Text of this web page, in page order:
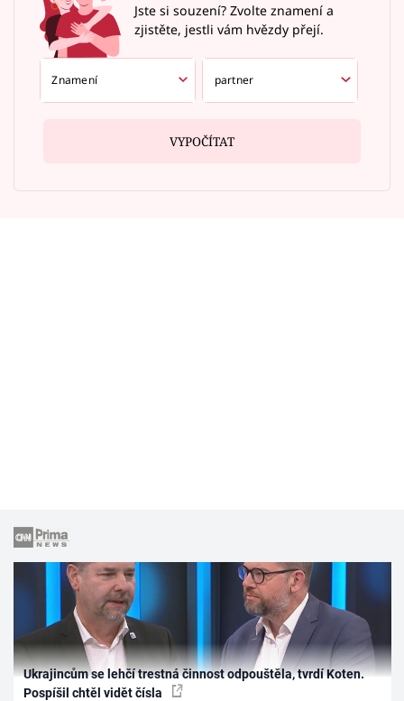
Jste si souzení? Zvolte znamení a
zjistěte, jestli vám hvězdy přejí.
VYPOČÍTAT
Ukrajincům se lehčí trestná činnost odpouštěla, tvrdí Koten.
Pospíšil chtěl vidět čísla